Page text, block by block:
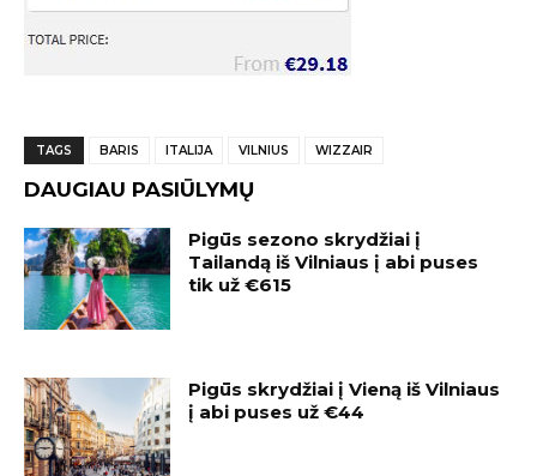
TAGS BARIS ITALIJA VILNIUS WIZZAIR
DAUGIAU PASIŪLYMŲ
Pigūs sezono skrydžiai į
Tailandą iš Vilniaus į abi puses
tik už €615
Pigūs skrydžiai į Vieną iš Vilniaus
į abi puses už €44